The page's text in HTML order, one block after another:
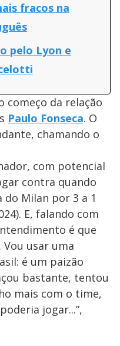
fracos na
pelo Lyon e
começo da relação
Paulo Fonseca. O
chamando o
com potencial
contra quando
Milan por 3 a 1
E, falando com
é que
usar uma
é um paizão
bastante, tentou
mais com o time,
jogar...”,